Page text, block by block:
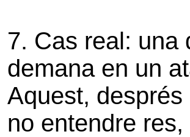
7. Cas real: una
demana en un
Aquest, després
no entendre